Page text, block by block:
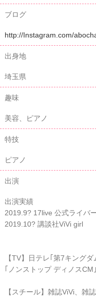
ブログ
http://Instagram.com/
出身地
埼玉県
趣味
美容、ピアノ
特技
ピアノ
出演
出演実績
2019.9? 17live 公式ライバ
2019.10? 講談社ViVi girl
【TV】日テレ｢第7キング
｢ノンストップ ディノスCM｣
【スチール】雑誌ViVi、雑